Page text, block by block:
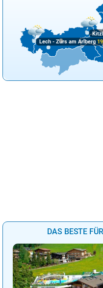
Lech - Zürs am Arlberg
DAS BESTE